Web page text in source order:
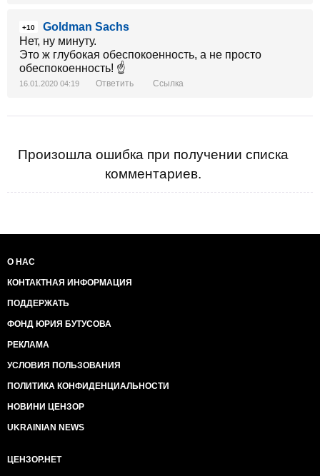
+10
Goldman Sachs
Нет, ну минуту.
Это ж глубокая обеспокоенность, а не просто
обеспокоенность! ☝️
16.01.2020 04:19 Ответить Ссылка
Произошла ошибка при получении списка
комментариев.
О НАС
КОНТАКТНАЯ ИНФОРМАЦИЯ
ПОДДЕРЖАТЬ
ФОНД ЮРИЯ БУТУСОВА
РЕКЛАМА
УСЛОВИЯ ПОЛЬЗОВАНИЯ
ПОЛИТИКА КОНФИДЕНЦИАЛЬНОСТИ
НОВИНИ ЦЕНЗОР
UKRAINIAN NEWS
ЦЕНЗОР.НЕТ